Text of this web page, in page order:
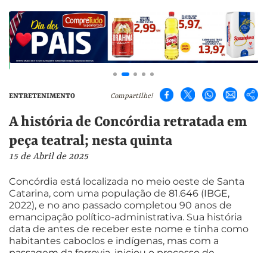
ENTRETENIMENTO Compartilhe!
A história de Concórdia retratada em
peça teatral; nesta quinta
15 de Abril de 2025
Concórdia está localizada no meio oeste de Santa
Catarina, com uma população de 81.646 (IBGE,
2022), e no ano passado completou 90 anos de
emancipação político-administrativa. Sua história
data de antes de receber este nome e tinha como
habitantes caboclos e indígenas, mas com a